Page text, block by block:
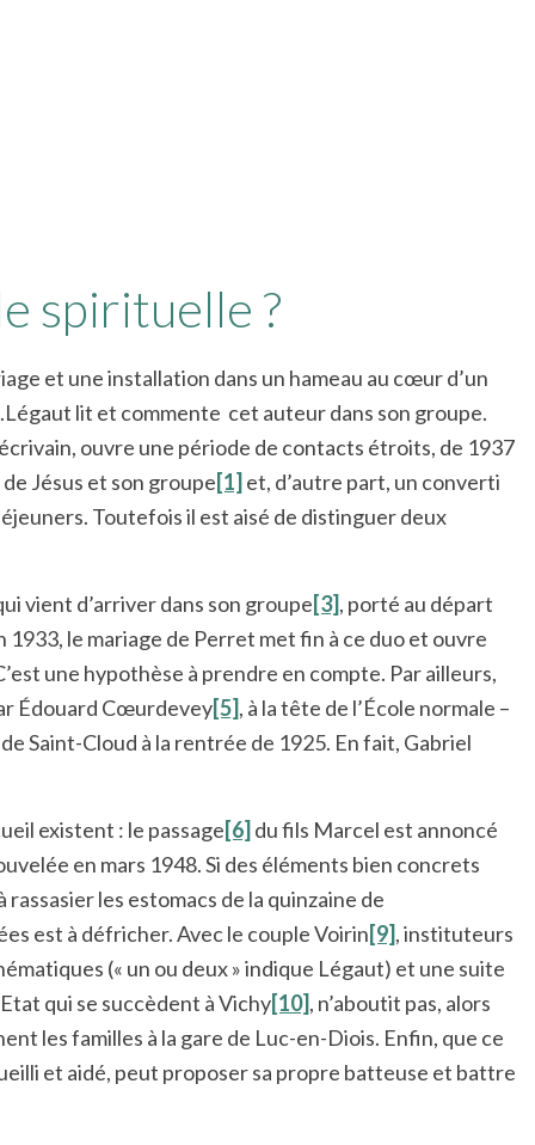
spirituelle ?
et une installation dans un hameau au cœur d’un
lit et commente cet auteur dans son groupe.
ouvre une période de contacts étroits, de 1937
Jésus et son groupe[1] et, d’autre part, un converti
Toutefois il est aisé de distinguer deux
vient d’arriver dans son groupe[3], porté au départ
1933, le mariage de Perret met fin à ce duo et ouvre
une hypothèse à prendre en compte. Par ailleurs,
Édouard Cœurdevey[5], à la tête de l’École normale –
Saint-Cloud à la rentrée de 1925. En fait, Gabriel
existent : le passage[6] du fils Marcel est annoncé
en mars 1948. Si des éléments bien concrets
les estomacs de la quinzaine de
est à défricher. Avec le couple Voirin[9], instituteurs
(« un ou deux » indique Légaut) et une suite
qui se succèdent à Vichy[10], n’aboutit pas, alors
les familles à la gare de Luc-en-Diois. Enfin, que ce
et aidé, peut proposer sa propre batteuse et battre